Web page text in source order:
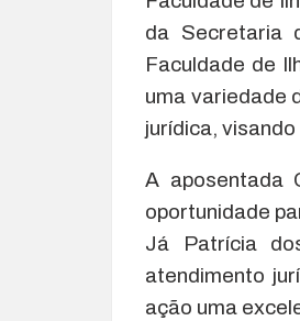
da Secretaria
Faculdade de
uma variedade
jurídica,
A aposentada
oportunidade
Já Patrícia
atendimento
ação uma